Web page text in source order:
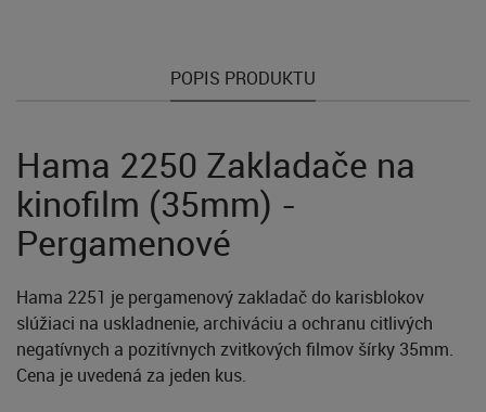
POPIS PRODUKTU
Hama 2250 Zakladače na
kinofilm (35mm) -
Pergamenové
Hama 2251 je pergamenový zakladač do karisblokov
slúžiaci na uskladnenie, archiváciu a ochranu citlivých
negatívnych a pozitívnych zvitkových filmov šírky 35mm.
Cena je uvedená za jeden kus.